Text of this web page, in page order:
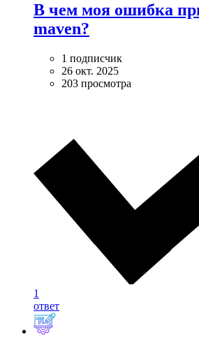
В чем моя ошибка
maven?
1 подписчик
26 окт. 2025
203 просмотра
1
ответ